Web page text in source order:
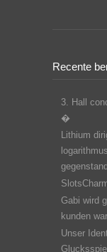
Recente
3. Hall
�
Lithium
Gabi wird
kunden
Unser